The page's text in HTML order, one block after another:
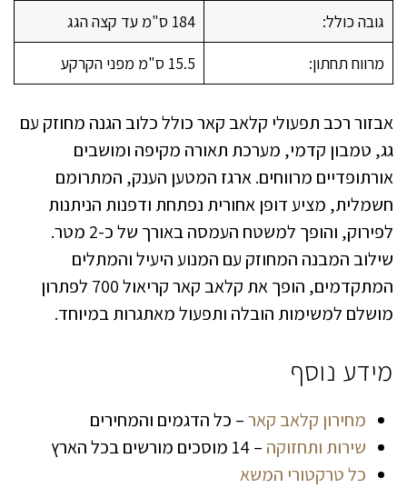
גובה כולל:
184 ס"מ עד קצה הגג
מרווח תחתון:
15.5 ס"מ מפני הקרקע
אבזור רכב תפעולי קלאב קאר כולל כלוב הגנה מחוזק עם
גג, טמבון קדמי, מערכת תאורה מקיפה ומושבים
אורתופדיים מרווחים. ארגז המטען הענק, המתרומם
חשמלית, מציע דופן אחורית נפתחת ודפנות הניתנות
לפירוק, והופך למשטח העמסה באורך של כ-2 מטר.
שילוב המבנה המחוזק עם המנוע היעיל והמתלים
המתקדמים, הופך את קלאב קאר קריאול 700 לפתרון
מושלם למשימות הובלה ותפעול מאתגרות במיוחד.
מידע נוסף
מחירון קלאב קאר– כל הדגמים והמחירים
שירות ותחזוקה – 14 מוסכים מורשים בכל הארץ
כל טרקטורי המשא